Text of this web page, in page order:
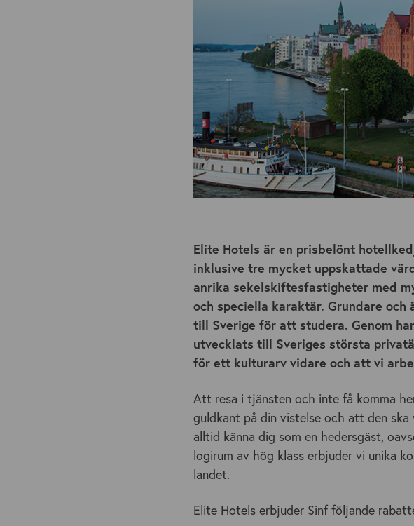
Elite Hotels är en prisbelönt
inklusive tre mycket uppskattade
anrika sekelskiftesfastigheter med
och speciella karaktär. Grundare
till Sverige för att studera. Genom
utvecklats till Sveriges största
för ett kulturarv vidare och att vi
Att resa i tjänsten och inte få komma
guldkant på din vistelse och att den
alltid känna dig som en hedersgäst,
logirum av hög klass erbjuder vi unika
landet.
Elite Hotels erbjuder Sinf följande